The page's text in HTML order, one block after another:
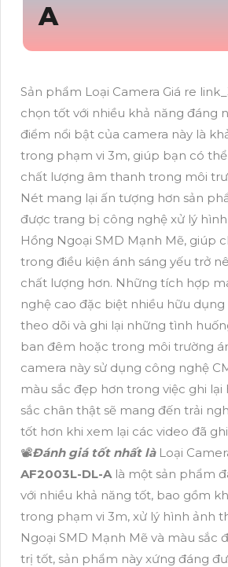
A
Sản phẩm Loại Camera Giá re
chọn tốt với nhiều khả năng đáng
điểm nổi bật của camera này là
trong phạm vi 3m, giúp bạn có
chất lượng âm thanh trong môi
Nét mang lại ấn tượng hơn sản
được trang bị công nghệ xử lý
Hồng Ngoại SMD Mạnh Mẽ, giúp
trong điều kiện ánh sáng yếu trở
chất lượng hơn. Những tích hợp
nghệ cao đặc biệt nhiều hữu
theo dõi và ghi lại những tình
ban đêm hoặc trong môi trường
camera này sử dụng công nghệ
màu sắc đẹp hơn trong việc ghi lại
sắc chân thật sẽ mang đến trải
tốt hơn khi xem lại các video đã
📽Đánh giá tốt nhất là Loại
AF2003L-DL-A là một sản phẩm
với nhiều khả năng tốt, bao gồm
trong phạm vi 3m, xử lý hình ảnh
Ngoại SMD Mạnh Mẽ và màu sắc
trị tốt, sản phẩm này xứng đáng